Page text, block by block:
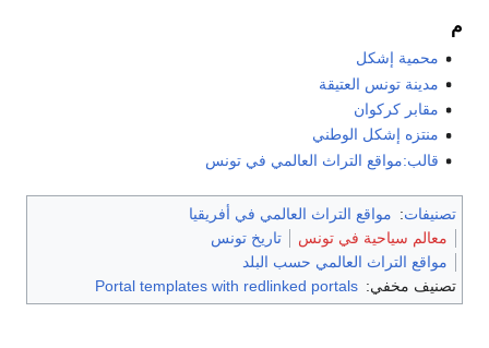
م
محمية إشكل
مدينة تونس العتيقة
مقابر كركوان
منتزه إشكل الوطني
قالب:مواقع التراث العالمي في تونس
تصنيفات: مواقع التراث العالمي في أفريقيا
معالم سياحية في تونس
تاريخ تونس
مواقع التراث العالمي حسب البلد
تصنيف مخفي: Portal templates with redlinked portals